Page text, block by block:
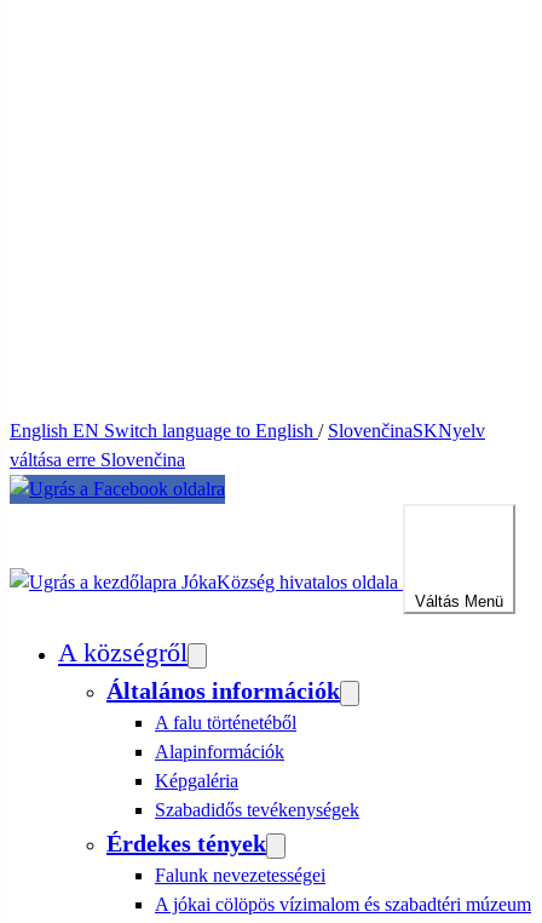
English EN Switch language to English / SlovenčinaSKNyelv
váltása erre Slovenčina
JókaKözség hivatalos oldala
Váltás Menü
A községről
Általános információk
A falu történetéből
Alapinformációk
Képgaléria
Szabadidős tevékenységek
Érdekes tények
Falunk nevezetességei
A jókai cölöpös vízimalom és szabadtéri múzeum